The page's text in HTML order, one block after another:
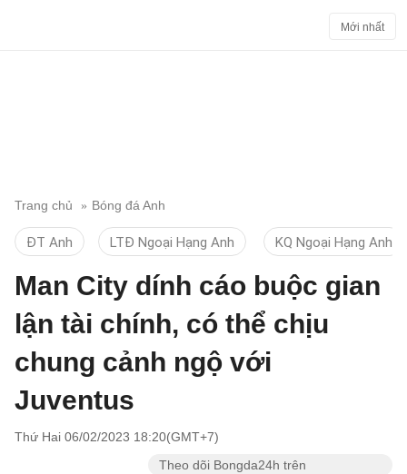
Mới nhất
Trang chủ Bóng đá Anh
ĐT Anh LTĐ Ngoại Hạng Anh KQ Ngoại Hạng Anh
Man City dính cáo buộc gian
lận tài chính, có thể chịu
chung cảnh ngộ với
Juventus
Thứ Hai 06/02/2023 18:20(GMT+7)
Theo dõi Bongda24h trên